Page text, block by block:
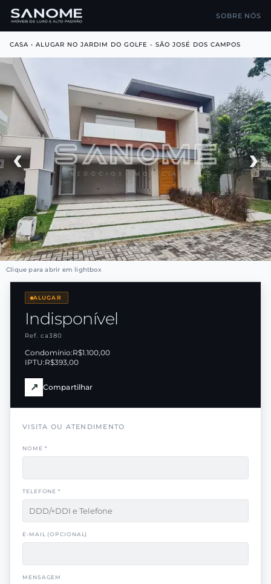
SOBRE NÓS
CASA • ALUGAR NO JARDIM DO GOLFE - SÃO JOSÉ DOS CAMPOS
‹ ›
Clique para abrir em lightbox
ALUGAR
Indisponível
Ref. ca380
Condomínio:R$1.100,00
IPTU:R$393,00
↗ Compartilhar
VISITA OU ATENDIMENTO
NOME *
TELEFONE *
E-MAIL (OPCIONAL)
MENSAGEM